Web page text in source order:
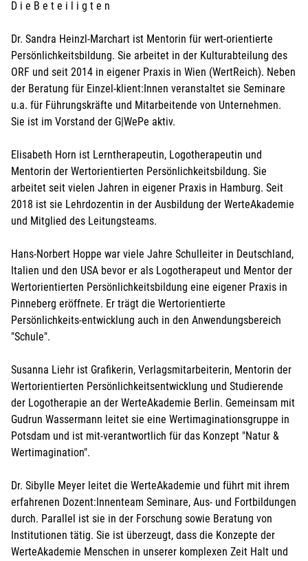
D i e B e t e i l i g t e n
Dr. Sandra Heinzl-Marchart ist Mentorin für wert-orientierte
Persönlichkeitsbildung. Sie arbeitet in der Kulturabteilung des
ORF und seit 2014 in eigener Praxis in Wien (WertReich). Neben
der Beratung für Einzel-klient:Innen veranstaltet sie Seminare
u.a. für Führungskräfte und Mitarbeitende von Unternehmen.
Sie ist im Vorstand der G|WePe aktiv.
Elisabeth Horn ist Lerntherapeutin, Logotherapeutin und
Mentorin der Wertorientierten Persönlichkeitsbildung. Sie
arbeitet seit vielen Jahren in eigener Praxis in Hamburg. Seit
2018 ist sie Lehrdozentin in der Ausbildung der WerteAkademie
und Mitglied des Leitungsteams.
Hans-Norbert Hoppe war viele Jahre Schulleiter in Deutschland,
Italien und den USA bevor er als Logotherapeut und Mentor der
Wertorientierten Persönlichkeitsbildung eine eigener Praxis in
Pinneberg eröffnete. Er trägt die Wertorientierte
Persönlichkeits-entwicklung auch in den Anwendungsbereich
"Schule".
Susanna Liehr ist Grafikerin, Verlagsmitarbeiterin, Mentorin der
Wertorientierten Persönlichkeitsentwicklung und Studierende
der Logotherapie an der WerteAkademie Berlin. Gemeinsam mit
Gudrun Wassermann leitet sie eine Wertimaginationsgruppe in
Potsdam und ist mit-verantwortlich für das Konzept "Natur &
Wertimagination".
Dr. Sibylle Meyer leitet die WerteAkademie und führt mit ihrem
erfahrenen Dozent:Innenteam Seminare, Aus- und Fortbildungen
durch. Parallel ist sie in der Forschung sowie Beratung von
Institutionen tätig. Sie ist überzeugt, dass die Konzepte der
WerteAkademie Menschen in unserer komplexen Zeit Halt und